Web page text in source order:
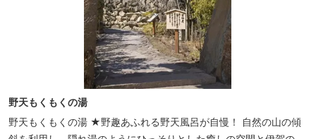
野天もくもくの湯
野天もくもくの湯 ★野趣あふれる野天風呂が自慢！ 自然の山の傾